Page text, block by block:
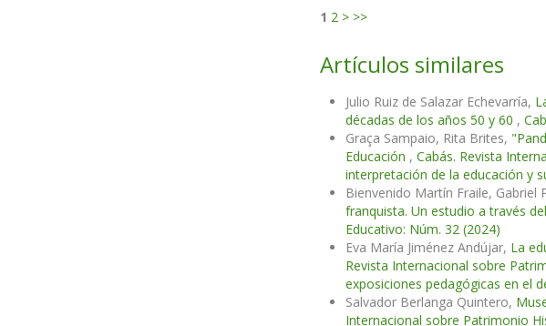
1 2 > >>
Artículos similares
Julio Ruiz de Salazar Echevarría,
décadas de los años 50 y 60 ,
Graça Sampaio, Rita Brites,
Educación , Cabás. Revista
interpretación de la educación y
Bienvenido Martín Fraile, Gabriel
franquista. Un estudio a través
Educativo: Núm. 32 (2024)
Eva María Jiménez Andújar, La
Revista Internacional sobre
exposiciones pedagógicas en el
Salvador Berlanga Quintero,
Internacional sobre Patrimonio